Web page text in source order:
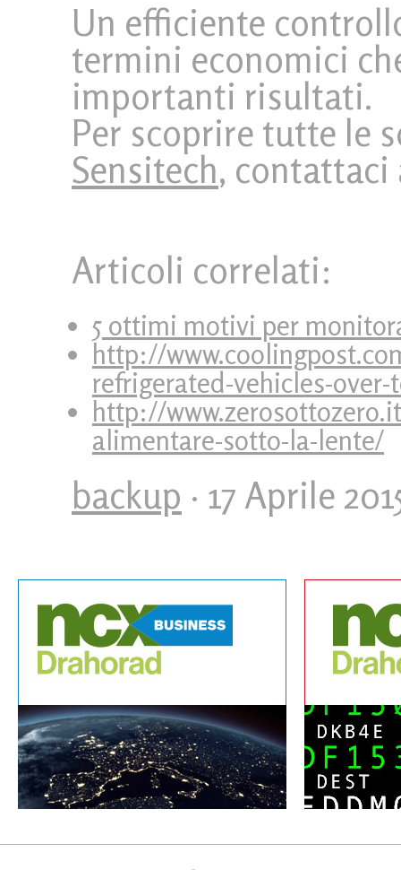
Un efficiente
termini economici
importanti risultati.
Per scoprire tutte le
Sensitech,
Articoli correlati:
5 ottimi motivi per
http://
refrigerated-vehicles-
http://
alimentare-sotto-la-lente/
backup · 17 Aprile